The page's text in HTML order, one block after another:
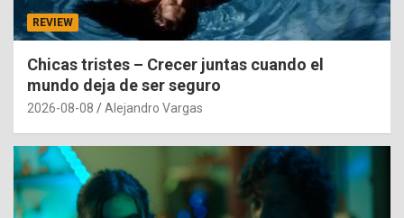
REVIEW
Chicas tristes – Crecer juntas cuando el
mundo deja de ser seguro
2026-08-08 Alejandro Vargas